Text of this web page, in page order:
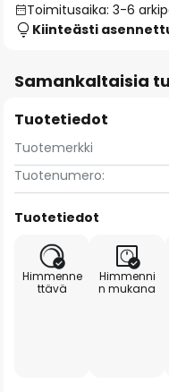
Toimitusaika: 3-6
Kiinteästi
Samankaltaisia
Tuotetiedot
Tuotemerkki
Tuotenumero:
Tuotetiedot
Himmenne
ttävä
Himmenni
n mukana